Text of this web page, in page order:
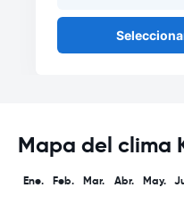
Mapa del clima
Ene. Feb. Mar. Abr. May.